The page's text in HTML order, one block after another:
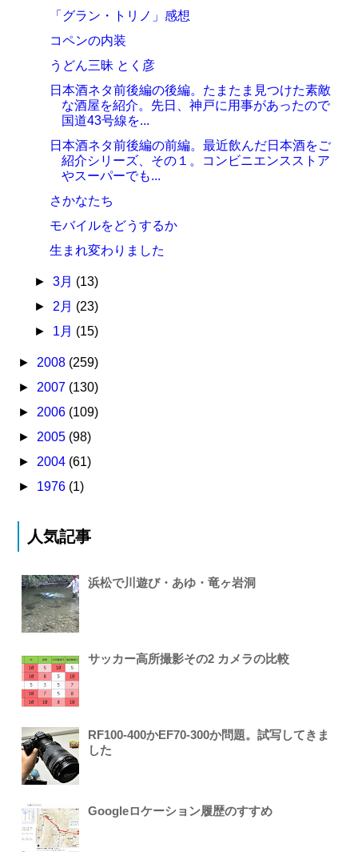
「グラン・トリノ」感想
コペンの内装
うどん三昧 とく彦
日本酒ネタ前後編の後編。たまたま見つけた素敵
な酒屋を紹介。先日、神戸に用事があったので
国道43号線を...
日本酒ネタ前後編の前編。最近飲んだ日本酒をご
紹介シリーズ、その１。コンビニエンスストア
やスーパーでも...
さかなたち
モバイルをどうするか
生まれ変わりました
► 3月 (13)
► 2月 (23)
► 1月 (15)
► 2008 (259)
► 2007 (130)
► 2006 (109)
► 2005 (98)
► 2004 (61)
► 1976 (1)
人気記事
浜松で川遊び・あゆ・竜ヶ岩洞
サッカー高所撮影その2 カメラの比較
RF100-400かEF70-300か問題。試写してきま
した
Googleロケーション履歴のすすめ